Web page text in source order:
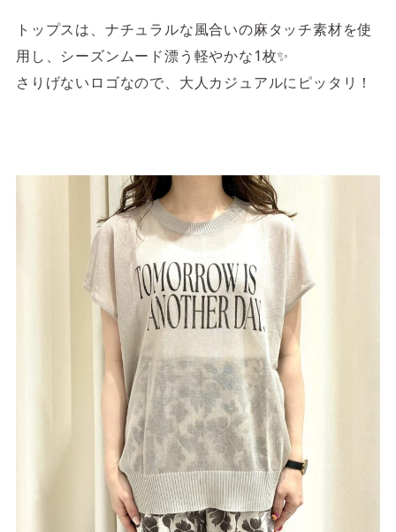
トップスは、ナチュラルな風合いの麻タッチ素材を使
用し、シーズンムード漂う軽やかな1枚✨
さりげないロゴなので、大人カジュアルにピッタリ！